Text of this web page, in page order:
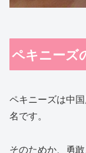
ペキニーズ
ペキニーズは中
名です。
そのためか、勇